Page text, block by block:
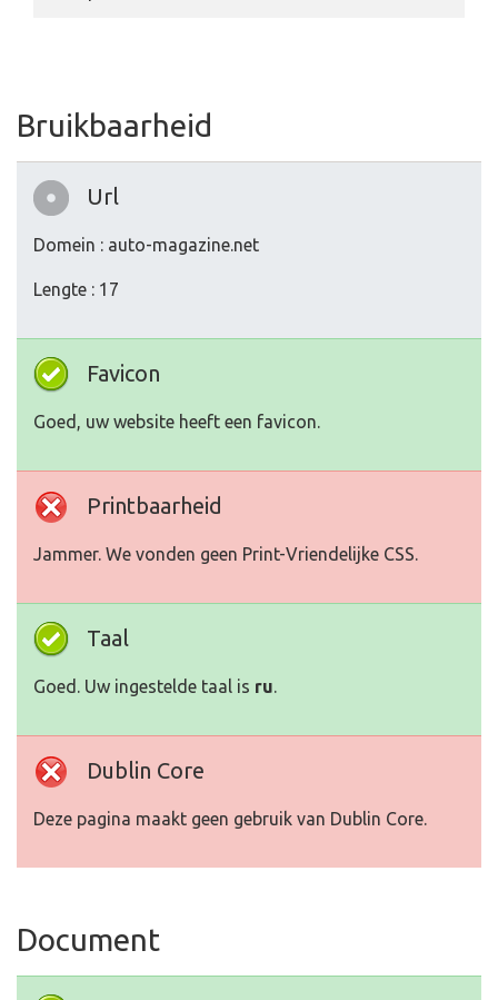
Bruikbaarheid
Url
Domein : auto-magazine.net
Lengte : 17
Favicon
Goed, uw website heeft een favicon.
Printbaarheid
Jammer. We vonden geen Print-Vriendelijke CSS.
Taal
Goed. Uw ingestelde taal is ru.
Dublin Core
Deze pagina maakt geen gebruik van Dublin Core.
Document